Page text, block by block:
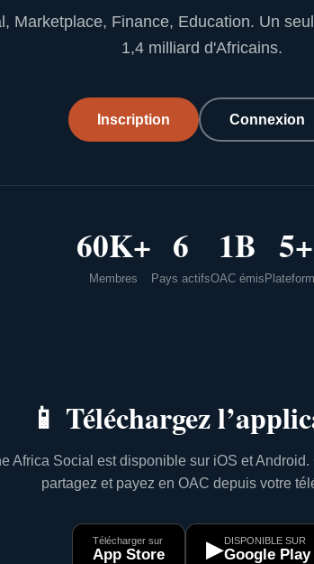
Marketplace, Finance, Education. Un
1,4 milliard d'Africains.
Inscription Connexion
60K+
Membres
6
Pays actifs
1B
OAC émis
5+
📱 Téléchargez
Africa Social est disponible sur iOS et
partagez et payez en OAC depuis votre
Télécharger sur
App Store ▶DISPONIBLE SUR
Google Play